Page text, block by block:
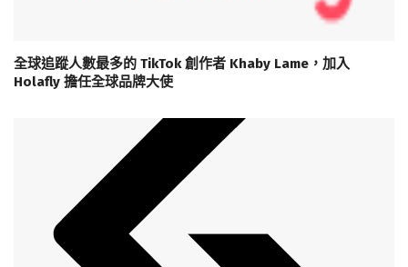
全球追蹤人數最多的 TikTok 創作者 Khaby Lame，加入
Holafly 擔任全球品牌大使